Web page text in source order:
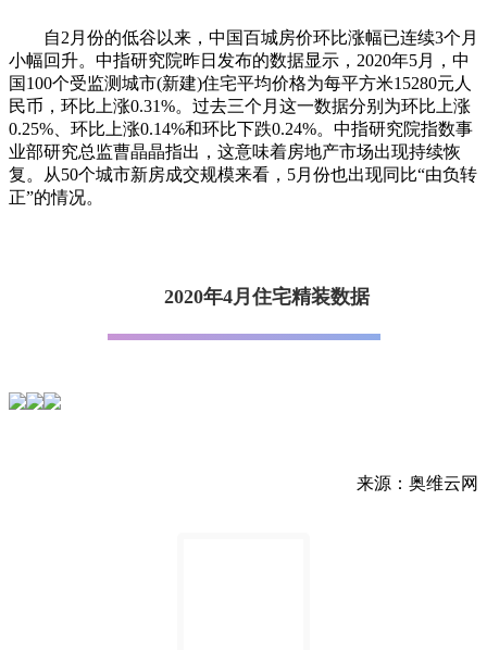
自2月份的低谷以来，中国百城房价环比涨幅已连续3个月
小幅回升。中指研究院昨日发布的数据显示，2020年5月，中
国100个受监测城市(新建)住宅平均价格为每平方米15280元人
民币，环比上涨0.31%。过去三个月这一数据分别为环比上涨
0.25%、环比上涨0.14%和环比下跌0.24%。中指研究院指数事
业部研究总监曹晶晶指出，这意味着房地产市场出现持续恢
复。从50个城市新房成交规模来看，5月份也出现同比“由负转
正”的情况。
2020年4月住宅精装数据
来源：奥维云网